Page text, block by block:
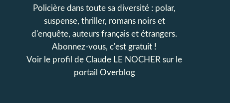
Policière dans toute sa diversité : polar,
suspense, thriller, romans noirs et
d'enquête, auteurs français et étrangers.
Abonnez-vous, c'est gratuit !
Voir le profil de Claude LE NOCHER sur le
portail Overblog